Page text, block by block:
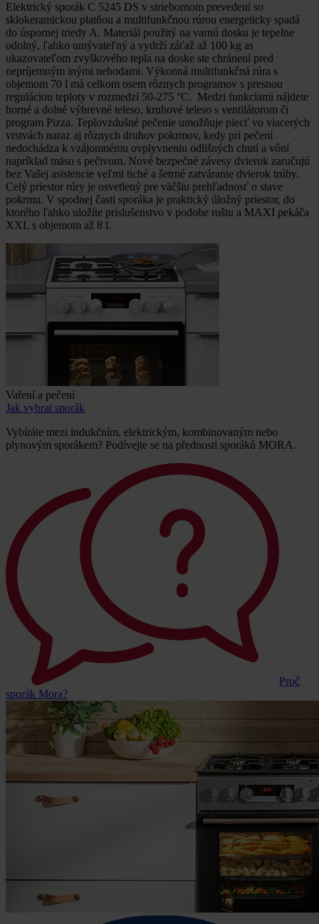
Elektrický sporák C 5245 DS v striebornom prevedení so
sklokeramickou platňou a multifunkčnou rúrou energeticky spadá
do úspornej triedy A. Materiál použitý na varnú dosku je tepelne
odolný, ľahko umývateľný a vydrží záťaž až 100 kg as
ukazovateľom zvyškového tepla na doske ste chránení pred
nepríjemným inými nehodami. Výkonná multifunkčná rúra s
objemom 70 l má celkom osem rôznych programov s presnou
reguláciou teploty v rozmedzí 50-275 °C. Medzi funkciami nájdete
horné a dolné výhrevné teleso, kruhové teleso s ventilátorom či
program Pizza. Teplovzdušné pečenie umožňuje piecť vo viacerých
vrstvách naraz aj rôznych druhov pokrmov, kedy pri pečení
nedochádza k vzájomnému ovplyvneniu odlišných chutí a vôní
napríklad mäso s pečivom. Nové bezpečné závesy dvierok zaručujú
bez Vašej asistencie veľmi tiché a šetrné zatváranie dvierok trúby.
Celý priestor rúry je osvetlený pre väčšiu prehľadnosť o stave
pokrmu. V spodnej časti sporáka je praktický úložný priestor, do
ktorého ľahko uložíte príslušenstvo v podobe roštu a MAXI pekáča
XXL s objemom až 8 l.
Vaření a pečení
Jak vybrat sporák
Vybíráte mezi indukčním, elektrickým, kombinovaným nebo
plynovým sporákem? Podívejte se na přednosti sporáků MORA.
Proč
sporák Mora?